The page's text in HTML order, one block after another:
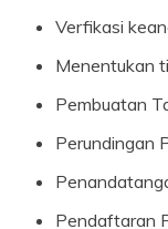
Verfikasi
Menentukan
Pembuatan
Perundingan
Pendaftaran